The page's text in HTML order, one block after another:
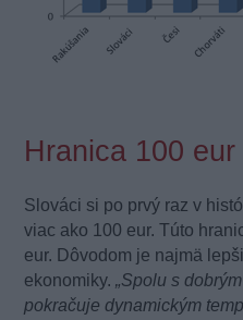
Hranica 100
Slováci si po prvý raz v
viac ako 100 eur. Túto
eur. Dôvodom je najmä
ekonomiky.„Spolu s
pokračuje dynamickým